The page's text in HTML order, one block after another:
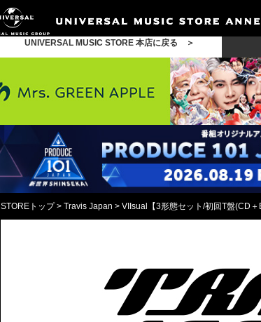
UNIVERSAL MUSIC STORE 本店に戻る ＞
STOREトップ> Travis Japan > VIIsual【3形態セット/初回T盤(CD＋